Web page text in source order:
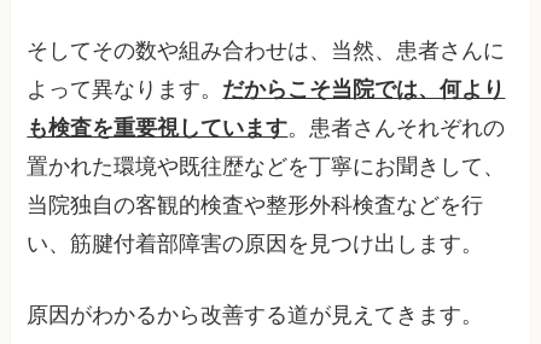
そしてその数や組み合わせは、当然、患者さんに
よって異なります。 だからこそ当院では、何より
も検査を重要視しています。患者さんそれぞれの
置かれた環境や既往歴などを丁寧にお聞きして、
当院独自の客観的検査や整形外科検査などを行
い、筋腱付着部障害の原因を見つけ出します。
原因がわかるから改善する道が見えてきます。